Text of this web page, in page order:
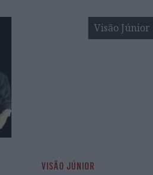
Visão Júnior
VISÃO JÚNIOR